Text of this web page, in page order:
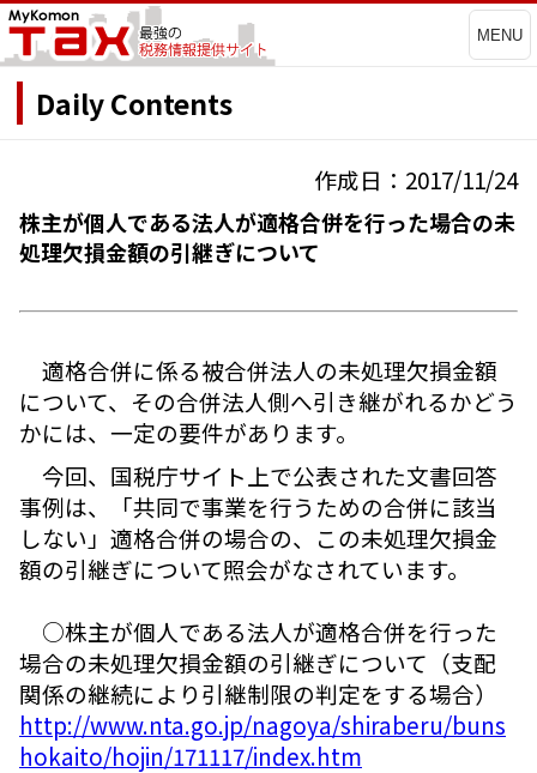
MENU
Daily Contents
作成日：2017/11/24
株主が個人である法人が適格合併を行った場合の未
処理欠損金額の引継ぎについて
適格合併に係る被合併法人の未処理欠損金額
について、その合併法人側へ引き継がれるかどう
かには、一定の要件があります。
今回、国税庁サイト上で公表された文書回答
事例は、「共同で事業を行うための合併に該当
しない」適格合併の場合の、この未処理欠損金
額の引継ぎについて照会がなされています。
○株主が個人である法人が適格合併を行った
場合の未処理欠損金額の引継ぎについて（支配
関係の継続により引継制限の判定をする場合）
http://www.nta.go.jp/nagoya/shiraberu/buns
hokaito/hojin/171117/index.htm